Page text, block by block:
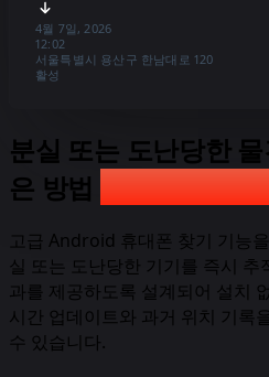
4월 7일, 2026
12:02
서울특별시 용산구 한남대로 120
활성
분실 또는 도난당한
은 방법 전화번호별
전화번호별
고급 Android 휴대폰 찾기 기능
실 또는 도난당한 기기를 즉시 추
과를 제공하도록 설계되어 설치
시간 업데이트와 과거 위치 기록
수 있습니다.